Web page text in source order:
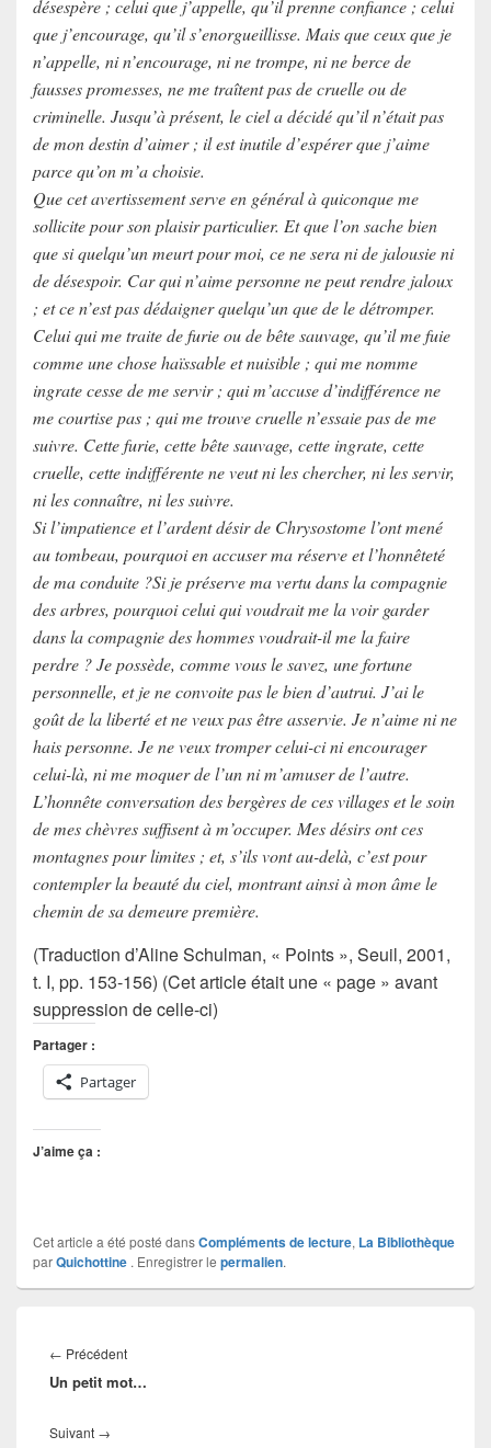
désespère ; celui que j’appelle, qu’il prenne confiance ; celui
que j’encourage, qu’il s’enorgueillisse. Mais que ceux que je
n’appelle, ni n’encourage, ni ne trompe, ni ne berce de
fausses promesses, ne me traîtent pas de cruelle ou de
criminelle. Jusqu’à présent, le ciel a décidé qu’il n’était pas
de mon destin d’aimer ; il est inutile d’espérer que j’aime
parce qu’on m’a choisie.
Que cet avertissement serve en général à quiconque me
sollicite pour son plaisir particulier. Et que l’on sache bien
que si quelqu’un meurt pour moi, ce ne sera ni de jalousie ni
de désespoir. Car qui n’aime personne ne peut rendre jaloux
; et ce n’est pas dédaigner quelqu’un que de le détromper.
Celui qui me traite de furie ou de bête sauvage, qu’il me fuie
comme une chose haïssable et nuisible ; qui me nomme
ingrate cesse de me servir ; qui m’accuse d’indifférence ne
me courtise pas ; qui me trouve cruelle n’essaie pas de me
suivre. Cette furie, cette bête sauvage, cette ingrate, cette
cruelle, cette indifférente ne veut ni les chercher, ni les servir,
ni les connaître, ni les suivre.
Si l’impatience et l’ardent désir de Chrysostome l’ont mené
au tombeau, pourquoi en accuser ma réserve et l’honnêteté
de ma conduite ?Si je préserve ma vertu dans la compagnie
des arbres, pourquoi celui qui voudrait me la voir garder
dans la compagnie des hommes voudrait-il me la faire
perdre ? Je possède, comme vous le savez, une fortune
personnelle, et je ne convoite pas le bien d’autrui. J’ai le
goût de la liberté et ne veux pas être asservie. Je n’aime ni ne
hais personne. Je ne veux tromper celui-ci ni encourager
celui-là, ni me moquer de l’un ni m’amuser de l’autre.
L’honnête conversation des bergères de ces villages et le soin
de mes chèvres suffisent à m’occuper. Mes désirs ont ces
montagnes pour limites ; et, s’ils vont au-delà, c’est pour
contempler la beauté du ciel, montrant ainsi à mon âme le
chemin de sa demeure première.
(Traduction d’Aline Schulman, « Points », Seuil, 2001,
t. I, pp. 153-156) (Cet article était une « page » avant
suppression de celle-ci)
Partager :
Partager
J’aime ça :
Cet article a été posté dansCompléments de lecture, La Bibliothèque
parQuichottine . Enregistrer le permalien.
de
l’article
← PrécédentArticle
précédent :
Un petit mot…
Suivant →